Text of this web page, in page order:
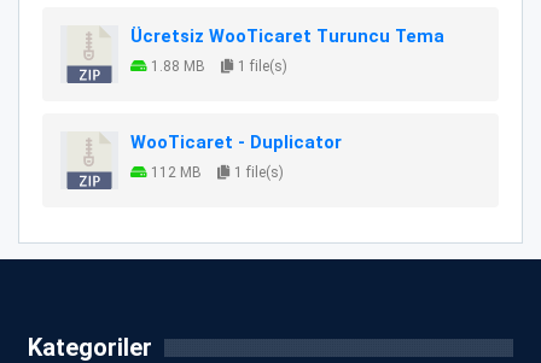
Ücretsiz WooTicaret Turuncu Tema
1.88 MB 1 file(s)
WooTicaret - Duplicator
112 MB 1 file(s)
Kategoriler